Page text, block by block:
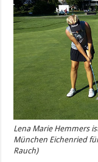
Lena Marie Hemmers
München Eichenried
Rauch)